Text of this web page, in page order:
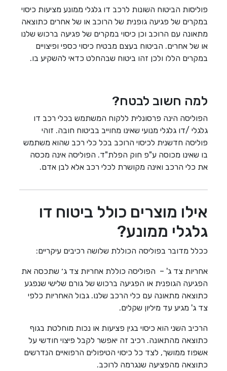
פוליסות הביטוח השונות לרכב דו גלגלי ממונע מציעות כיסוי
במקרים של פגיעה גופנית של הרוכב או של אחרים כתוצאה
מתאונה עם הרוכב וכן כיסוי במקרים של פגיעה ברכוש שלנו
או של אחרים. הביטוח בעצם מבטיח כיסוי כספי ופיצויים
במקרים הללו ולכן זהו ביטוח שבהחלט כדאי להשקיע בו.
למה חשוב לבטח?
הפוליסה הינה פרסונלית ללקוח המשתמש בכלי רכב דו
גלגלי /דו גלגלי מנועי שאינו מחוייב בביטוח חובה. זוהי
פוליסה חדשנית לכיסוי הרוכב בכל כלי רכב שהוא משתמש
בו שאינו מכוסה ע"פ חוק הפלת"ד. הפוליסה אינה מכסה
את כלי הרכב ואינה מקושרת לכלי רכב אלא לבן אדם.
אילו מוצרים כולל ביטוח דו
גלגלי ממונע?
ככלל מדובר בפוליסה הכוללת שלושה רכיבים עיקריים:
אחריות צד ג' – הפוליסה כוללת אחריות צד ג׳ שתכסה את
הפגיעה הגופנית או הפגיעה ברכוש של גורם שלישי שנפגע
כתוצאה מתאונה עם כלי הרכב שלנו. גבול האחריות כלפי
צד ג' מגיע עד מיליון שקלים.
הרכיב השני הוא כיסוי בגין פציעות או נכות מוחלטת בגוף
כתוצאה מהתאונה. רכיב זה יאפשר לקבל פיצוי חודשי על
אשפוז ממושך, לצד כל כיסוי הטיפולים הרפואיים הנדרשים
כתוצאה מהפציעה שנגרמה לרוכב.